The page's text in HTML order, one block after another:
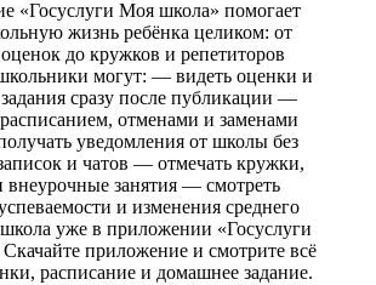
«Госуслуги Моя школа» помогает
жизнь ребёнка целиком: от
до кружков и репетиторов
могут: — видеть оценки и
сразу после публикации —
расписанием, отменами и заменами
уведомления от школы без
и чатов — отмечать кружки,
внеурочные занятия — смотреть
и изменения среднего
уже в приложении «Госуслуги
приложение и смотрите всё
расписание и домашнее задание.